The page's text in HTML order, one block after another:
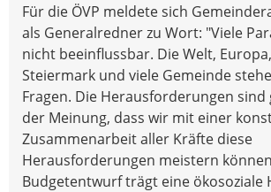
Für die ÖVP meldete sich
als Generalredner zu Wort: "Viele
nicht beeinflussbar. Die Welt,
Steiermark und viele Gemeinde
Fragen. Die Herausforderungen sind
der Meinung, dass wir mit einer
Zusammenarbeit aller Kräfte diese
Herausforderungen meistern
Budgetentwurf trägt eine ökosoziale